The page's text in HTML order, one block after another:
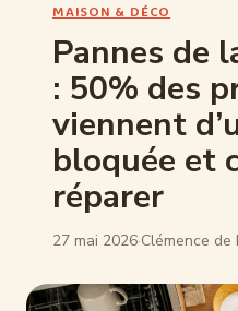
Bricolage
Jardinage
Maison & Déco
MAISON & DÉCO
Pannes de
: 50% des
viennent
bloquée et
réparer
27 mai 2026·Clémence de